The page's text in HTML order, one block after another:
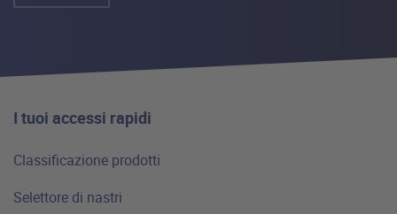
I tuoi accessi rapidi
Classificazione prodotti
Selettore di nastri